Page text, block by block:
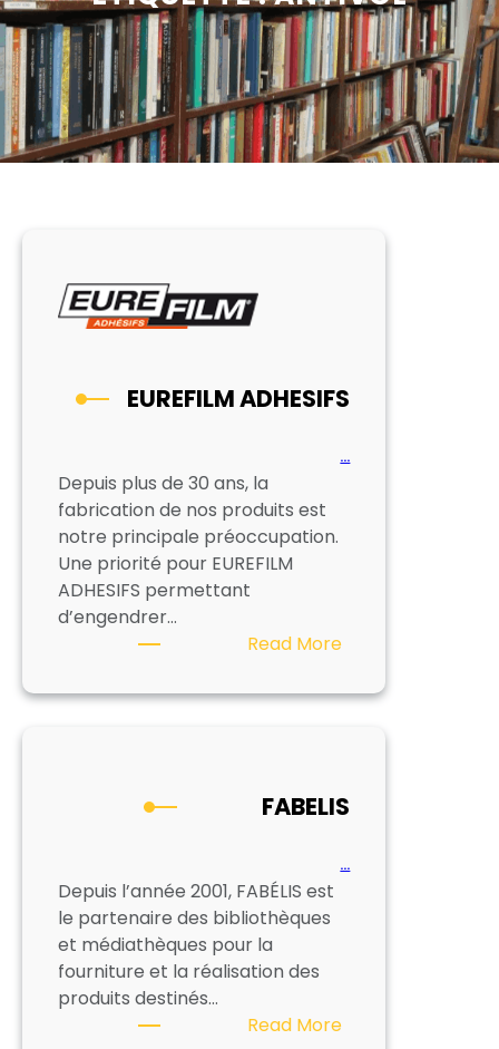
EUREFILM ADHESIFS
…
Depuis plus de 30 ans, la
fabrication de nos produits est
notre principale préoccupation.
Une priorité pour EUREFILM
ADHESIFS permettant
d’engendrer…
Read More:
ADHESIFS
FABELIS
…
Depuis l’année 2001, FABÉLIS est
le partenaire des bibliothèques
et médiathèques pour la
fourniture et la réalisation des
produits destinés…
Read More: